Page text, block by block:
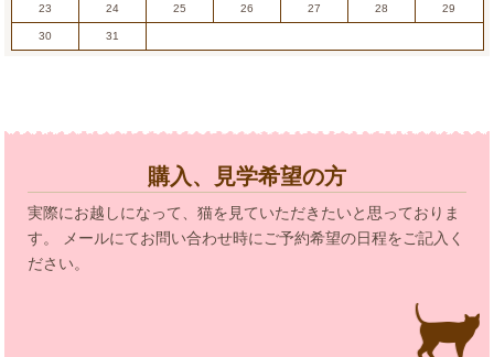
23 24 25 26 27 28 29
30 31
購入、見学希望の方
実際にお越しになって、猫を見ていただきたいと思っておりま
す。 メールにてお問い合わせ時にご予約希望の日程をご記入く
ださい。